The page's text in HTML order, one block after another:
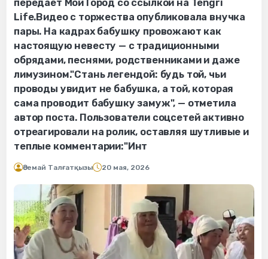
передает Мой Город со ссылкой на Tengri
Life.Видео с торжества опубликовала внучка
пары. На кадрах бабушку провожают как
настоящую невесту — с традиционными
обрядами, песнями, родственниками и даже
лимузином."Стань легендой: будь той, чьи
проводы увидит не бабушка, а той, которая
сама проводит бабушку замуж", — отметила
автор поста. Пользователи соцсетей активно
отреагировали на ролик, оставляя шутливые и
теплые комментарии:"Инт
Әсемай Талғатқызы 20 мая, 2026